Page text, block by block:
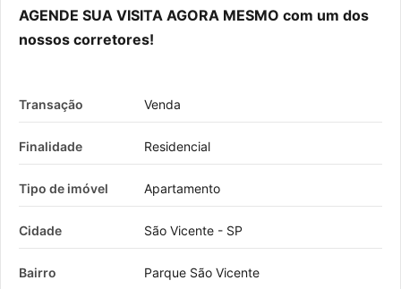
AGENDE SUA VISITA AGORA MESMO com um dos
nossos corretores!
Transação Venda
Finalidade Residencial
Tipo de imóvel Apartamento
Cidade São Vicente - SP
Bairro Parque São Vicente